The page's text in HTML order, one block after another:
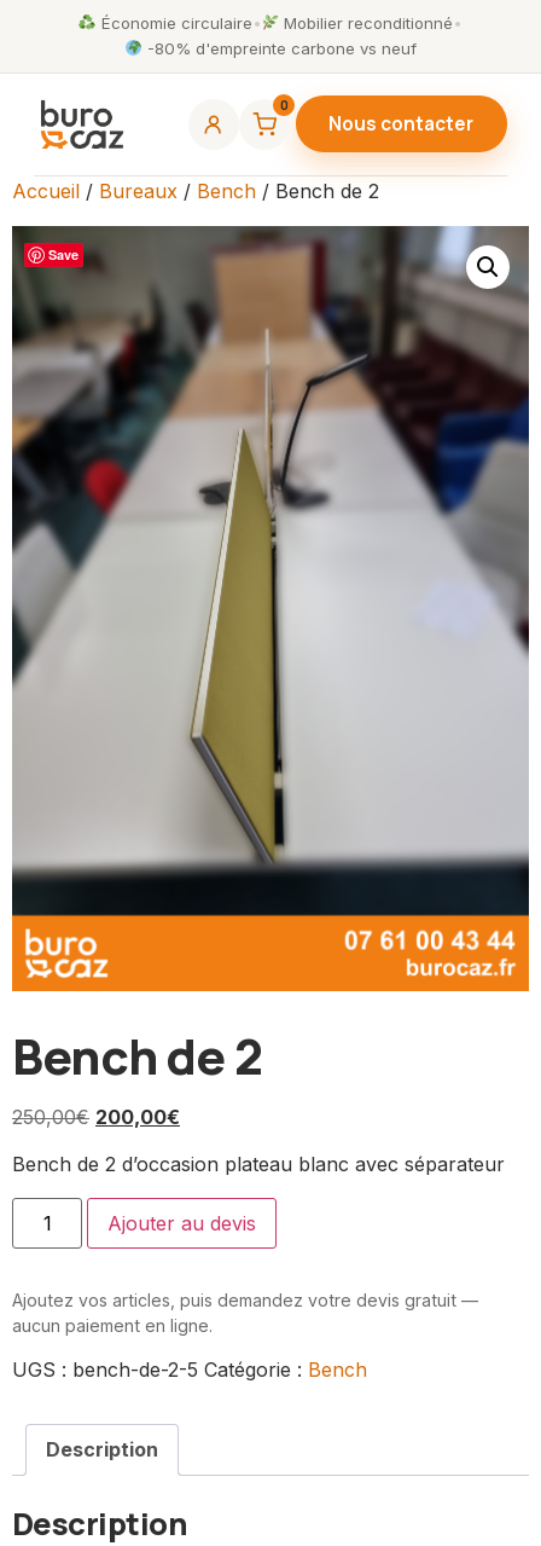
Économie circulaire• Mobilier reconditionné•
-80% d'empreinte carbone vs neuf
0
Nous contacter
Accueil / Bureaux / Bench / Bench de 2
Save
Bench de 2
250,00€ 200,00€
Bench de 2 d’occasion plateau blanc avec séparateur
Ajouter au devis
Ajoutez vos articles, puis demandez votre devis gratuit —
aucun paiement en ligne.
UGS : bench-de-2-5 Catégorie : Bench
Description
Description